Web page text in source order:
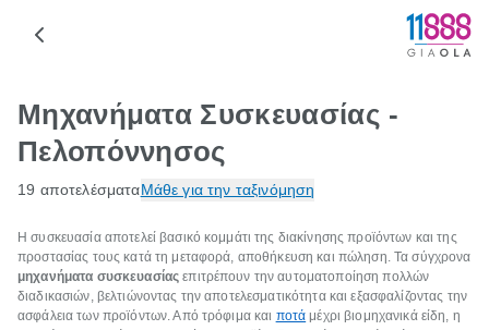
Μηχανήματα Συσκευασίας -
Πελοπόννησος
19 αποτελέσματαΜάθε για την ταξινόμηση
Η συσκευασία αποτελεί βασικό κομμάτι της διακίνησης προϊόντων και της
προστασίας τους κατά τη μεταφορά, αποθήκευση και πώληση. Τα σύγχρονα
μηχανήματα συσκευασίας επιτρέπουν την αυτοματοποίηση πολλών
διαδικασιών, βελτιώνοντας την αποτελεσματικότητα και εξασφαλίζοντας την
ασφάλεια των προϊόντων. Από τρόφιμα και ποτά μέχρι βιομηχανικά είδη, η